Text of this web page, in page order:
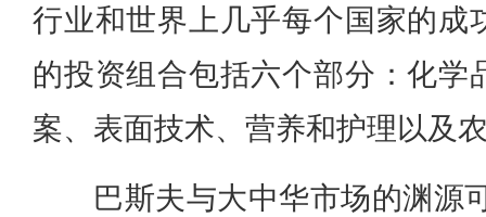
行业和世界上几乎每个国家的成
的投资组合包括六个部分：化学
案、表面技术、营养和护理以及
巴斯夫与大中华市场的渊源